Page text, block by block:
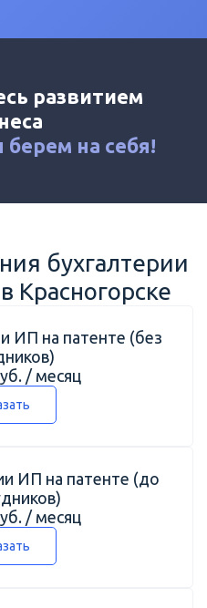
Контакты
+7 (495) 161-03-01
+7 (800) 333-23-72
развитием
берем на себя!
бухгалтерии
Красногорске
ИП на патенте (без
/ месяц
ИП на патенте (до
/ месяц